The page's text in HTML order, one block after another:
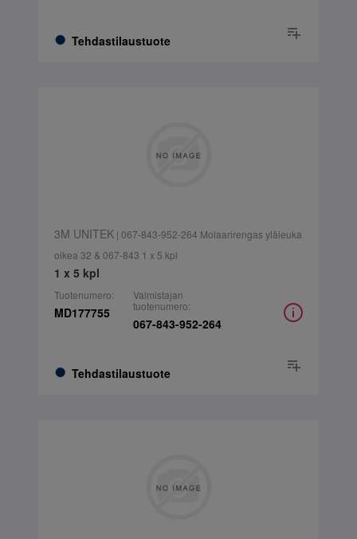
Tehdastilaustuote
3M UNITEK| 067-843-952-264 Molaarirengas yläleuka
oikea 32 & 067-843 1 x 5 kpl
1 x 5 kpl
Tuotenumero:
MD177755
Tehdastilaustuote
Valmistajan
tuotenumero:
067-843-952-264